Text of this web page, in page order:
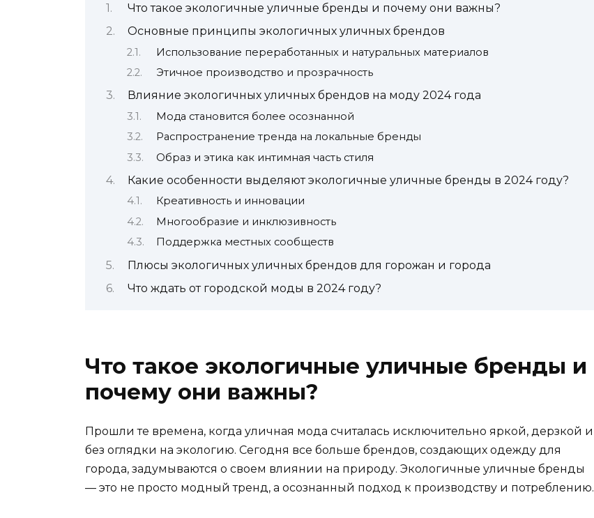
Что такое экологичные уличные бренды и почему они важны?
Основные принципы экологичных уличных брендов
Использование переработанных и натуральных материалов
Этичное производство и прозрачность
Влияние экологичных уличных брендов на моду 2024 года
Мода становится более осознанной
Распространение тренда на локальные бренды
Образ и этика как интимная часть стиля
Какие особенности выделяют экологичные уличные бренды в 2024 году?
Креативность и инновации
Многообразие и инклюзивность
Поддержка местных сообществ
Плюсы экологичных уличных брендов для горожан и города
Что ждать от городской моды в 2024 году?
Что такое экологичные уличные бренды и
почему они важны?
Прошли те времена, когда уличная мода считалась исключительно яркой, дерзкой и
без оглядки на экологию. Сегодня все больше брендов, создающих одежду для
города, задумываются о своем влиянии на природу. Экологичные уличные бренды
— это не просто модный тренд, а осознанный подход к производству и потреблению.